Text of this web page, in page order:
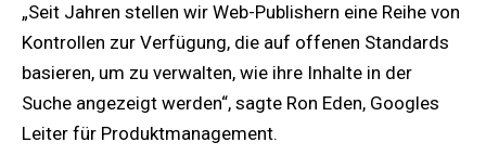
„Seit Jahren stellen wir Web-Publishern eine Reihe von
Kontrollen zur Verfügung, die auf offenen Standards
basieren, um zu verwalten, wie ihre Inhalte in der
Suche angezeigt werden“, sagte Ron Eden, Googles
Leiter für Produktmanagement.